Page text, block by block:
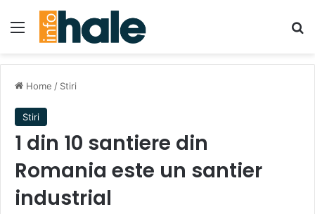
Menu
Home / Stiri
Stiri
1 din 10 santiere din
Romania este un santier
industrial